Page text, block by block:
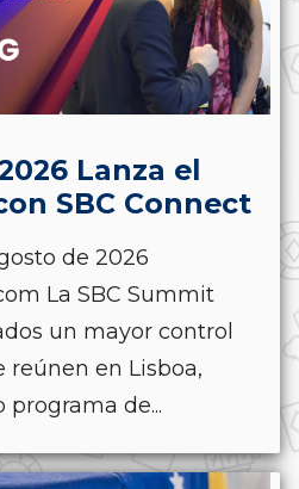
Lanza el
SBC Connect
de 2026
La SBC Summit
un mayor control
reúnen en Lisboa,
programa de...